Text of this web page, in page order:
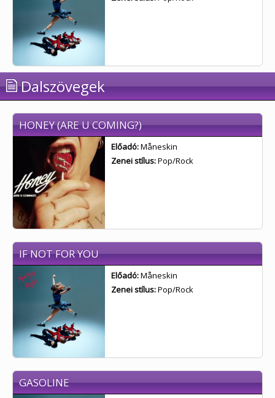
Dalszövegek
HONEY (ARE U COMING?)
Előadó:Måneskin
Zenei stílus:Pop/Rock
IF NOT FOR YOU
Előadó:Måneskin
Zenei stílus:Pop/Rock
GASOLINE